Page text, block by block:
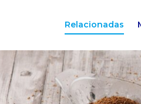
Relacionadas